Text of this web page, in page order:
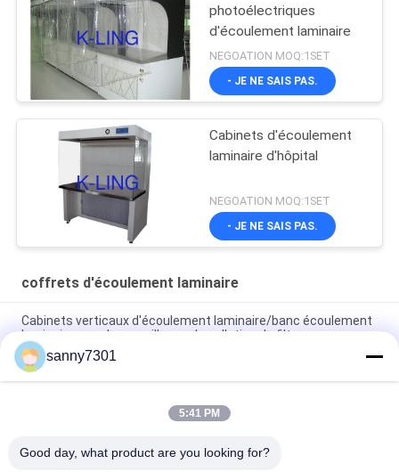
photoélectriques
d'écoulement laminaire
NEGOATION MOQ:1SET
- JE NE SAIS PAS.
Cabinets d'écoulement
laminaire d'hôpital
NEGOATION MOQ:1SET
- JE NE SAIS PAS.
coffrets d'écoulement laminaire
Cabinets verticaux d'écoulement laminaire/banc écoulement
laminaire avec la surveillance de pollution de filtre
Banque de débit laminaire de classe 100 avec base haute de
650 mm, fonctionnement silencieux
Banc vertical d'écoulement laminaire de système
sanny7301
5:41 PM
Good day, what product are you looking for?